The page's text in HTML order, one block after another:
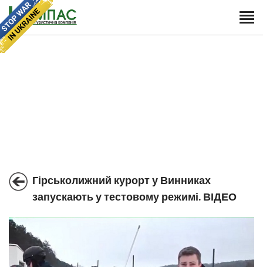
Гірськолижний курорт у Винниках
запускають у тестовому режимі. ВІДЕО